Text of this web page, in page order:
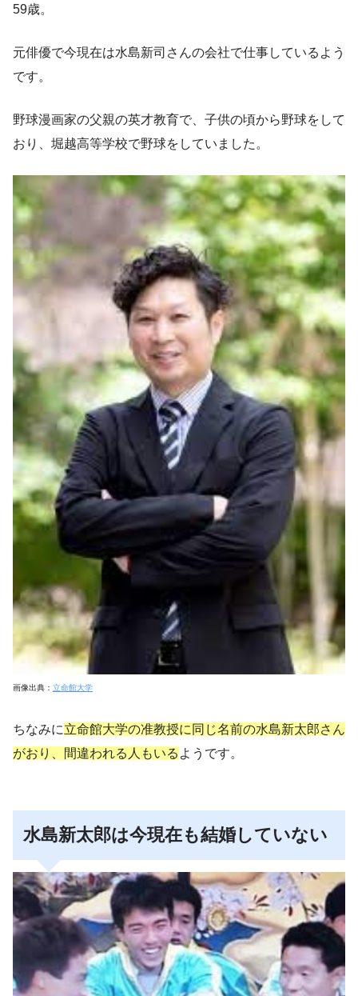
59歳。
元俳優で今現在は水島新司さんの会社で仕事しているよう
です。
野球漫画家の父親の英才教育で、子供の頃から野球をして
おり、堀越高等学校で野球をしていました。
画像出典： 立命館大学
ちなみに立命館大学の准教授に同じ名前の水島新太郎さん
がおり、間違われる人もいる ようです。
水島新太郎は今現在も結婚していない